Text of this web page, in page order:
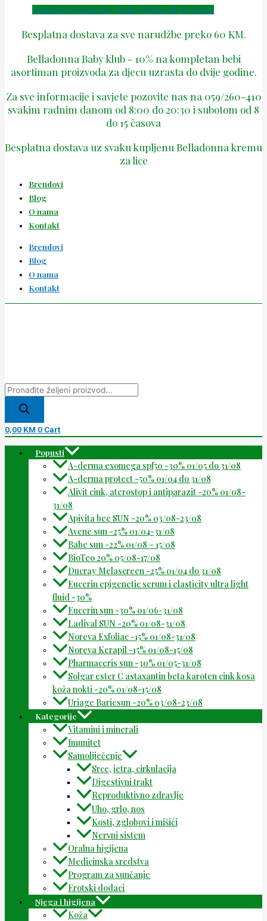
Facebook Instagram Tiktok Phone-alt Envelope
Besplatna dostava za sve narudžbe preko 60 KM.
Belladonna Baby klub - 10% na kompletan bebi
asortiman proizvoda za djecu uzrasta do dvije godine.
Za sve informacije i savjete pozovite nas na 059/260-410
svakim radnim danom od 8:00 do 20:30 i subotom od 8
do 15 časova
Besplatna dostava uz svaku kupljenu Belladonna kremu
za lice
Brendovi
Blog
O nama
Kontakt
Brendovi
Blog
O nama
Kontakt
0,00 KM 0 Cart
Popusti
A-derma exomega spf50 -30% 01/05 do 31/08
A-derma protect -50% 01/04 do 31/08
Alivit cink, aterostop i antiparazit -20% 01/08-
31/08
Apivita bee SUN -20% 03/08-23/08
Avene sun -25% 01/04-31/08
Babe sun -22% 01/08 – 15/08
BioTeo 20% 05/08-17/08
Ducray Melascreen -25% 01/04 do 31/08
Eucerin epigenetic serum i elasticity ultra light
fluid -30%
Eucerin sun -30% 01/06-31/08
Ladival SUN -20% 01/08-31/08
Noreva Exfoliac -15% 01/08-31/08
Noreva Kerapil -15% 01/08-15/08
Pharmaceris sun -30% 01/05-31/08
Solgar ester C astaxantin beta karoten cink kosa
koža nokti -20% 01/08-15/08
Uriage Bariesun -20% 03/08-23/08
Kategorije
Vitamini i minerali
Imunitet
Samoliječenje
Srce, jetra, cirkulacija
Digestivni trakt
Reproduktivno zdravlje
Uho, grlo, nos
Kosti, zglobovi i mišići
Nervni sistem
Oralna higijena
Medicinska sredstva
Program za sunčanje
Erotski dodaci
Njega i higijena
Koža